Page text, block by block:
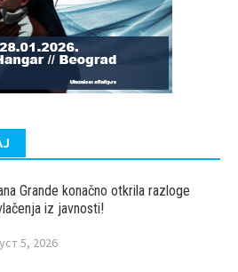
Grande konačno otkrila razloge
iz javnosti!
5, 2026